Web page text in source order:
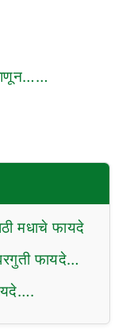
मधाचे फायदे
फायदे…